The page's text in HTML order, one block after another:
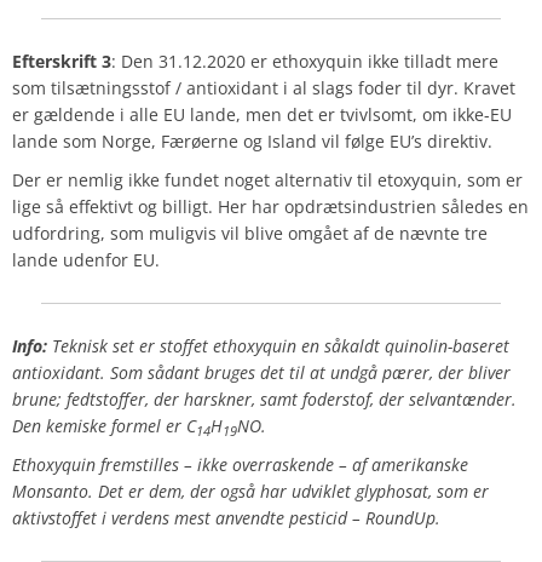
Efterskrift 3: Den 31.12.2020 er ethoxyquin ikke tilladt mere
som tilsætningsstof / antioxidant i al slags foder til dyr. Kravet
er gældende i alle EU lande, men det er tvivlsomt, om ikke-EU
lande som Norge, Færøerne og Island vil følge EU’s direktiv.
Der er nemlig ikke fundet noget alternativ til etoxyquin, som er
lige så effektivt og billigt. Her har opdrætsindustrien således en
udfordring, som muligvis vil blive omgået af de nævnte tre
lande udenfor EU.
Info: Teknisk set er stoffet ethoxyquin en såkaldt quinolin-baseret
antioxidant. Som sådant bruges det til at undgå pærer, der bliver
brune; fedtstoffer, der harskner, samt foderstof, der selvantænder.
Den kemiske formel er C14H19NO.
Ethoxyquin fremstilles – ikke overraskende – af amerikanske
Monsanto. Det er dem, der også har udviklet glyphosat, som er
aktivstoffet i verdens mest anvendte pesticid – RoundUp.